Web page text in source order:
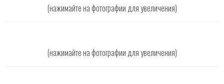
(нажимайте на фотографии для увеличения)
(нажимайте на фотографии для увеличения)